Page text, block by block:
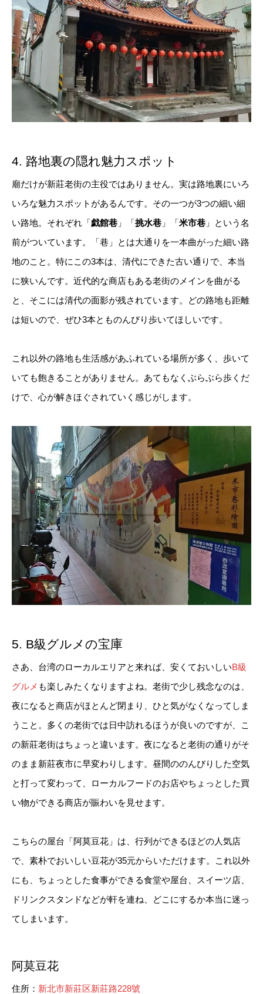
4. 路地裏の隠れ魅力スポット
廟だけが新莊老街の主役ではありません。実は路地裏にいろ
いろな魅力スポットがあるんです。その一つが3つの細い細
い路地。それぞれ「戯館巷 」「挑水巷 」「米市巷 」という名
前がついています。「巷」とは大通りを一本曲がった細い路
地のこと。特にこの3本は、清代にできた古い通りで、本当
に狭いんです。近代的な商店もある老街のメインを曲がる
と、そこには清代の面影が残されています。どの路地も距離
は短いので、ぜひ3本とものんびり歩いてほしいです。
これ以外の路地も生活感があふれている場所が多く、歩いて
いても飽きることがありません。あてもなくぶらぶら歩くだ
けで、心が解きほぐされていく感じがします。
5. B級グルメの宝庫
さあ、台湾のローカルエリアと来れば、安くておいしいB級
グルメ も楽しみたくなりますよね。老街で少し残念なのは、
夜になると商店がほとんど閉まり、ひと気がなくなってしま
うこと。多くの老街では日中訪れるほうが良いのですが、こ
の新莊老街はちょっと違います。夜になると老街の通りがそ
のまま新莊夜市に早変わりします。昼間ののんびりした空気
と打って変わって、ローカルフードのお店やちょっとした買
い物ができる商店が賑わいを見せます。
こちらの屋台「阿莫豆花」は、行列ができるほどの人気店
で、素朴でおいしい豆花が35元からいただけます。これ以外
にも、ちょっとした食事ができる食堂や屋台、スイーツ店、
ドリンクスタンドなどが軒を連ね、どこにするか本当に迷っ
てしまいます。
阿莫豆花
住所： 新北市新莊区新莊路228號